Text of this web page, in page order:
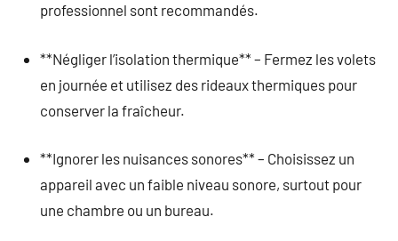
professionnel sont recommandés.
**Négliger l’isolation thermique** – Fermez les volets
en journée et utilisez des rideaux thermiques pour
conserver la fraîcheur.
**Ignorer les nuisances sonores** – Choisissez un
appareil avec un faible niveau sonore, surtout pour
une chambre ou un bureau.